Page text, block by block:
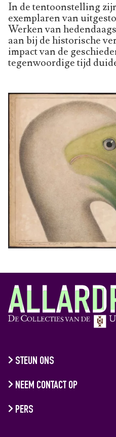
In de tentoonstelling
exemplaren van
Werken van
aan bij de historische
impact van de
tegenwoordige tijd
STEUN ONS
NEEM CONTACT OP
PERS